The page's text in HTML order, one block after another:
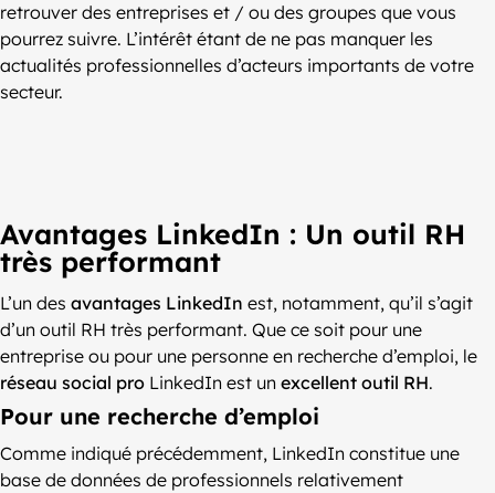
retrouver des entreprises et / ou des groupes que vous
pourrez suivre. L’intérêt étant de ne pas manquer les
actualités professionnelles d’acteurs importants de votre
secteur.
Avantages LinkedIn : Un outil RH
très performant
L’un des avantages LinkedIn est, notamment, qu’il s’agit
d’un outil RH très performant. Que ce soit pour une
entreprise ou pour une personne en recherche d’emploi, le
réseau social pro LinkedIn est un excellent outil RH.
Pour une recherche d’emploi
Comme indiqué précédemment, LinkedIn constitue une
base de données de professionnels relativement